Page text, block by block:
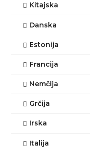
Kitajska
Danska
Estonija
Francija
Nemčija
Grčija
Irska
Italija